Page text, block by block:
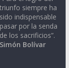
triunfo siempre ha
sido indispensable
pasar por la senda
de los sacrificios”.
Simón Bolívar